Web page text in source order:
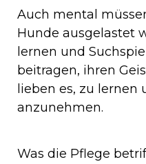
Auch mental
Hunde ausgelastet
lernen und
beitragen, ihren
lieben es, zu lernen
anzunehmen.
Was die Pflege